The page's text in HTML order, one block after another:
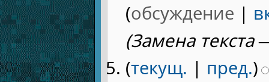
(обсуждение |
(Замена
(текущ. | пред.)